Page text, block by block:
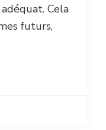
Cela
futurs,